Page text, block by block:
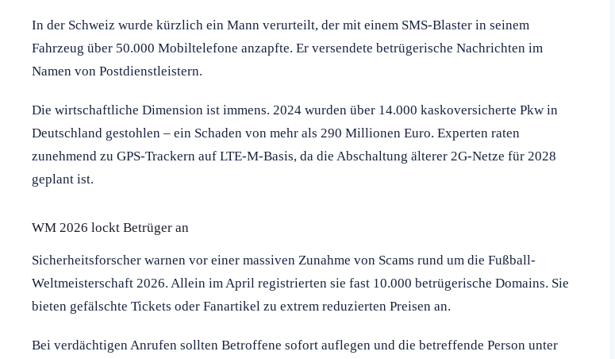
In der Schweiz wurde kürzlich ein Mann verurteilt, der mit einem SMS-Blaster in seinem
Fahrzeug über 50.000 Mobiltelefone anzapfte. Er versendete betrügerische Nachrichten im
Namen von Postdienstleistern.
Die wirtschaftliche Dimension ist immens. 2024 wurden über 14.000 kaskoversicherte Pkw in
Deutschland gestohlen – ein Schaden von mehr als 290 Millionen Euro. Experten raten
zunehmend zu GPS-Trackern auf LTE-M-Basis, da die Abschaltung älterer 2G-Netze für 2028
geplant ist.
WM 2026 lockt Betrüger an
Sicherheitsforscher warnen vor einer massiven Zunahme von Scams rund um die Fußball-
Weltmeisterschaft 2026. Allein im April registrierten sie fast 10.000 betrügerische Domains. Sie
bieten gefälschte Tickets oder Fanartikel zu extrem reduzierten Preisen an.
Bei verdächtigen Anrufen sollten Betroffene sofort auflegen und die betreffende Person unter